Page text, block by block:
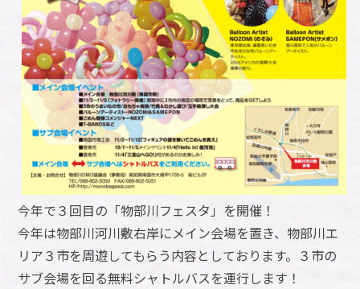
今年で３回目の「物部川フェスタ」を開催！
今年は物部川河川敷右岸にメイン会場を置き、物部川エ
リア３市を周遊してもらう内容としております。３市の
サブ会場を回る無料シャトルバスを運行します！